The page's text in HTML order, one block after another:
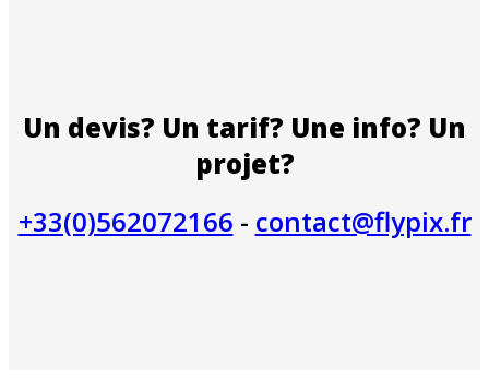
Un devis? Un tarif? Une info? Un
projet?
+33(0)562072166 - contact@flypix.fr